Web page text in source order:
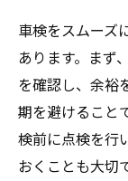
車検をスムーズ
あります。まず
を確認し、余裕
期を避けること
検前に点検を行
おくことも大切